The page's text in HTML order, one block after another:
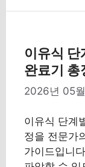
이유식 단
완료기 총
2026년 05
이유식 단계
정을 전문가
가이드입니